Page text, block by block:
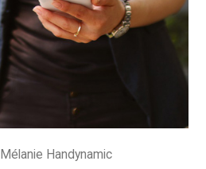
Mélanie Handynamic